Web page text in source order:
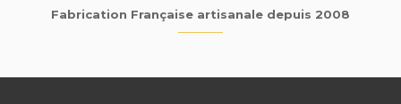
Fabrication Française artisanale depuis 2008